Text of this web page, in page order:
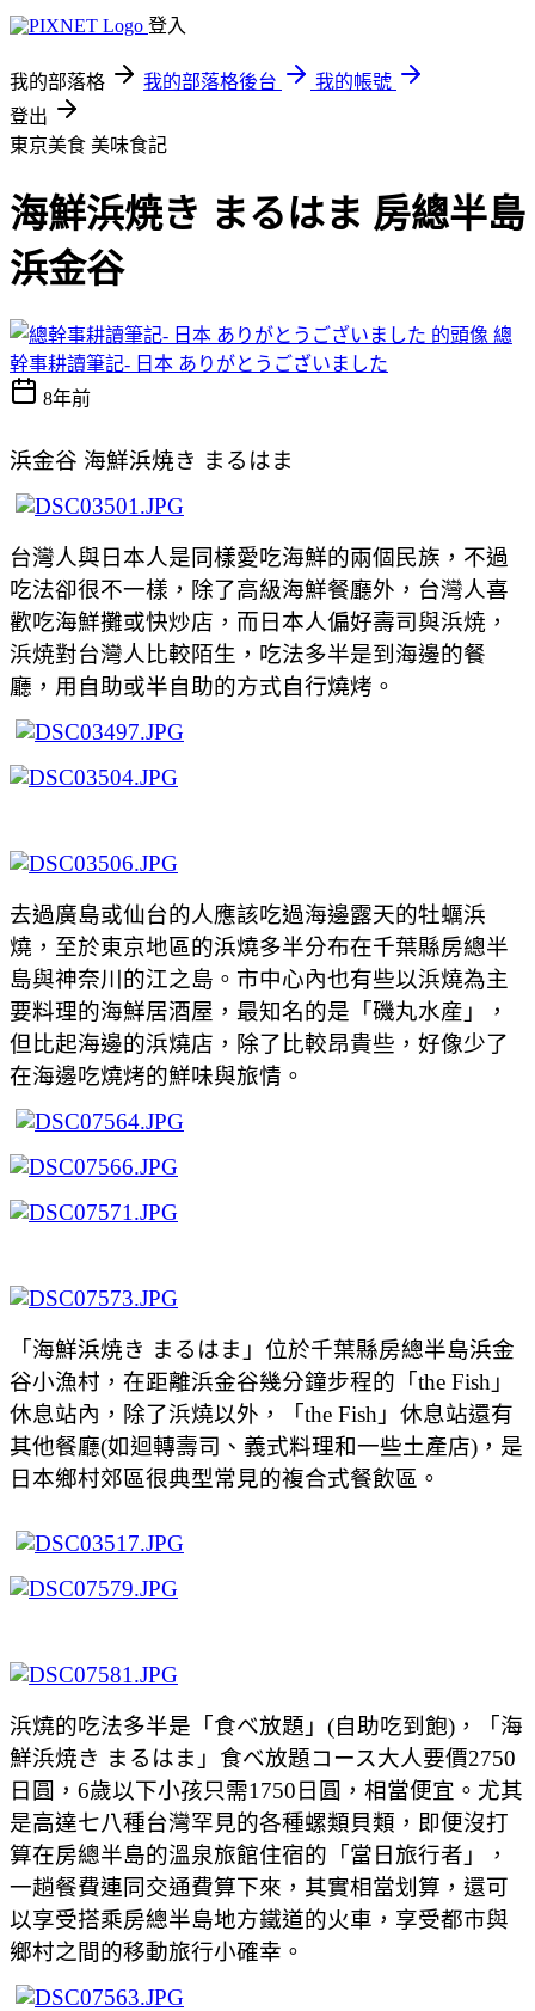
登入
我的部落格 我的部落格後台
我的帳號
登出
東京美食 美味食記
海鮮浜焼き まるはま 房總半島
浜金谷
總
幹事耕讀筆記- 日本 ありがとうございました
8年前
浜金谷 海鮮浜焼き まるはま
台灣人與日本人是同樣愛吃海鮮的兩個民族，不過
吃法卻很不一樣，除了高級海鮮餐廳外，台灣人喜
歡吃海鮮攤或快炒店，而日本人偏好壽司與浜焼，
浜焼對台灣人比較陌生，吃法多半是到海邊的餐
廳，用自助或半自助的方式自行燒烤。
去過廣島或仙台的人應該吃過海邊露天的牡蠣浜
燒，至於東京地區的浜燒多半分布在千葉縣房總半
島與神奈川的江之島。市中心內也有些以浜燒為主
要料理的海鮮居酒屋，最知名的是「磯丸水産」，
但比起海邊的浜燒店，除了比較昂貴些，好像少了
在海邊吃燒烤的鮮味與旅情。
「海鮮浜焼き まるはま」位於千葉縣房總半島浜金
谷小漁村，在距離浜金谷幾分鐘步程的「 the Fish 」
休息站內，除了浜燒以外，「 the Fish 」休息站還有
其他餐廳(如迴轉壽司、義式料理和一些土產店) ，是
日本鄉村郊區很典型常見的複合式餐飲區。
浜燒的吃法多半是「食べ放題」 (自助吃到飽) ，
「海
鮮浜焼き まるはま」食べ放題コース大人要價2750
日圓， 6歲以下小孩只需1750 日圓，相當便宜。尤其
是高達七八種台灣罕見的各種螺類貝類，即便沒打
算在房總半島的溫泉旅館住宿的「當日旅行者」，
一趟餐費連同交通費算下來，其實相當划算，還可
以享受搭乘房總半島地方鐵道的火車，享受都市與
鄉村之間的移動旅行小確幸。